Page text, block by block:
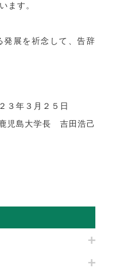
ます。
展を祈念して、告辞
２３年３月２５日
鹿児島大学長 吉田浩己